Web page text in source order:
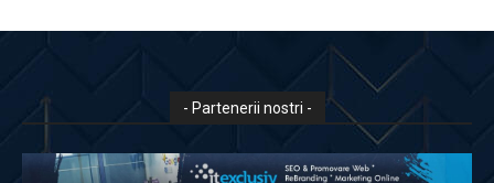
- Partenerii nostri -